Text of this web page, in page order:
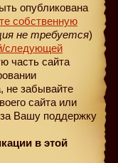
опубликована
собственную
не требуется)
/следующей
часть сайта
не забывайте
сайта или
Вашу поддержку
в этой